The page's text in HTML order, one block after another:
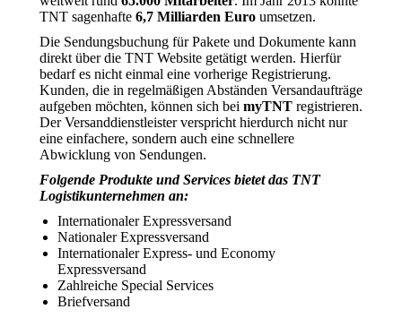
TNT sagenhafte 6,7 Milliarden Euro umsetzen.
Die Sendungsbuchung für Pakete und Dokumente kann
direkt über die TNT Website getätigt werden. Hierfür
bedarf es nicht einmal eine vorherige Registrierung.
Kunden, die in regelmäßigen Abständen Versandaufträge
aufgeben möchten, können sich bei myTNT registrieren.
Der Versanddienstleister verspricht hierdurch nicht nur
eine einfachere, sondern auch eine schnellere
Abwicklung von Sendungen.
Folgende Produkte und Services bietet das TNT
Logistikunternehmen an:
Internationaler Expressversand
Nationaler Expressversand
Internationaler Express- und Economy
Expressversand
Zahlreiche Special Services
Briefversand